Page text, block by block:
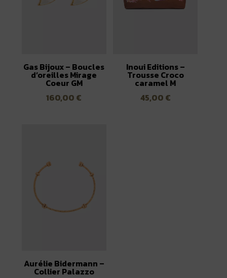
Gas Bijoux – Boucles
d’oreilles Mirage
Coeur GM
160,00 €
Inoui Editions –
Trousse Croco
caramel M
45,00 €
Aurélie Bidermann –
Collier Palazzo